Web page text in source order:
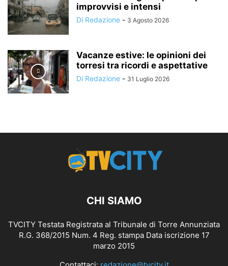
improvvisi e intensi
Di Redazione - 3 Agosto 2026
Vacanze estive: le opinioni dei
torresi tra ricordi e aspettative
Di Redazione - 31 Luglio 2026
CHI SIAMO
TVCITY Testata Registrata al Tribunale di Torre Annunziata
R.G. 368/2015 Num. 4 Reg. stampa Data iscrizione 17
marzo 2015